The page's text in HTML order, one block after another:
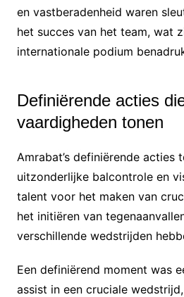
en vastberadenheid waren
het succes van het team, wat
internationale podium
Definiërende acties
vaardigheden tonen
Amrabat’s definiërende acties
uitzonderlijke balcontrole en
talent voor het maken van
het initiëren van
verschillende wedstrijden
Een definiërend moment was
assist in een cruciale